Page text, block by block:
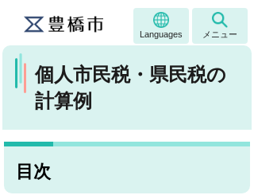
Languages メニュー
個人市民税・県民税の
計算例
目次